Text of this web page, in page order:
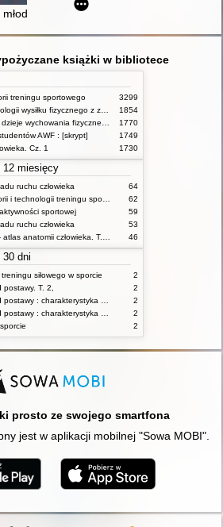
1
książki w bibliotece
treningu sportowego
3299
1854
1770
AWF : [skrypt]
1749
Cz. 1
1730
12 miesięcy
ruchu człowieka
64
62
sportowej
59
ruchu człowieka
53
46
dni
siłowego w sporcie
2
T. 2,
2
2
2
2
prosto ze swojego smartfona
jest w aplikacji mobilnej "Sowa MOBI".